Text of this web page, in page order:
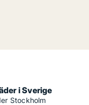
i Sverige
Stockholm